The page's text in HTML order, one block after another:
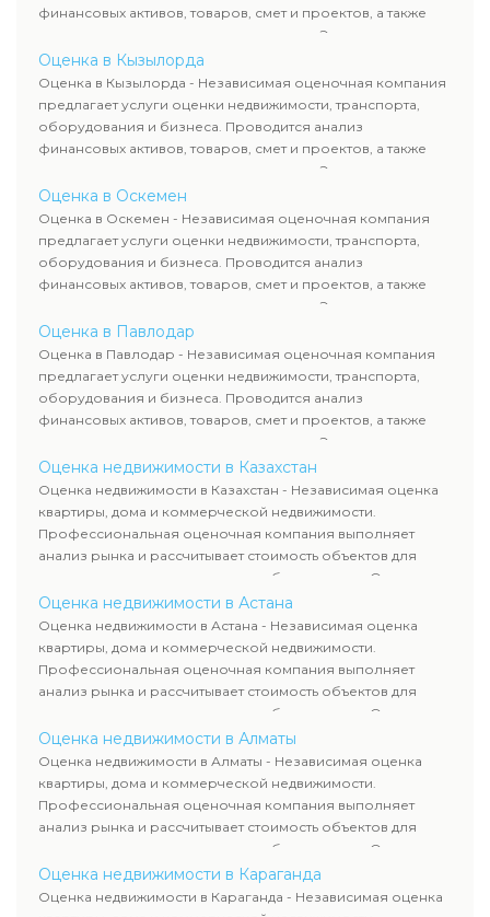
финансовых активов, товаров, смет и проектов, а также
оценка животных и недропользования. Эксперты
определяют рыночную стоимость имущества и
рассчитывают ущерб. Все отчеты соответствуют
требованиям законодательства и используются для
сделок, кредитования и судебных процессов.
Оценка в Кызылорда
Оценка в Кызылорда - Независимая оценочная компания
предлагает услуги оценки недвижимости, транспорта,
оборудования и бизнеса. Проводится анализ
финансовых активов, товаров, смет и проектов, а также
оценка животных и недропользования. Эксперты
определяют рыночную стоимость имущества и
рассчитывают ущерб. Все отчеты соответствуют
требованиям законодательства и используются для
сделок, кредитования и судебных процессов.
Оценка в Оскемен
Оценка в Оскемен - Независимая оценочная компания
предлагает услуги оценки недвижимости, транспорта,
оборудования и бизнеса. Проводится анализ
финансовых активов, товаров, смет и проектов, а также
оценка животных и недропользования. Эксперты
определяют рыночную стоимость имущества и
рассчитывают ущерб. Все отчеты соответствуют
требованиям законодательства и используются для
сделок, кредитования и судебных процессов.
Оценка в Павлодар
Оценка в Павлодар - Независимая оценочная компания
предлагает услуги оценки недвижимости, транспорта,
оборудования и бизнеса. Проводится анализ
финансовых активов, товаров, смет и проектов, а также
оценка животных и недропользования. Эксперты
определяют рыночную стоимость имущества и
рассчитывают ущерб. Все отчеты соответствуют
требованиям законодательства и используются для
сделок, кредитования и судебных процессов.
Оценка недвижимости в Казахстан
Оценка недвижимости в Казахстан - Независимая оценка
квартиры, дома и коммерческой недвижимости.
Профессиональная оценочная компания выполняет
анализ рынка и рассчитывает стоимость объектов для
продажи, ипотеки, аренды и судебных споров. Оценка
недвижимости включает современные методы и
гарантирует объективные результаты. Отчеты
используются для банков, судов и страховых компаний по
всему Казахстану.
Оценка недвижимости в Астана
Оценка недвижимости в Астана - Независимая оценка
квартиры, дома и коммерческой недвижимости.
Профессиональная оценочная компания выполняет
анализ рынка и рассчитывает стоимость объектов для
продажи, ипотеки, аренды и судебных споров. Оценка
недвижимости включает современные методы и
гарантирует объективные результаты. Отчеты
используются для банков, судов и страховых компаний по
всему Казахстану.
Оценка недвижимости в Алматы
Оценка недвижимости в Алматы - Независимая оценка
квартиры, дома и коммерческой недвижимости.
Профессиональная оценочная компания выполняет
анализ рынка и рассчитывает стоимость объектов для
продажи, ипотеки, аренды и судебных споров. Оценка
недвижимости включает современные методы и
гарантирует объективные результаты. Отчеты
Оценка недвижимости в Караганда
Оценка недвижимости в Караганда - Независимая оценка